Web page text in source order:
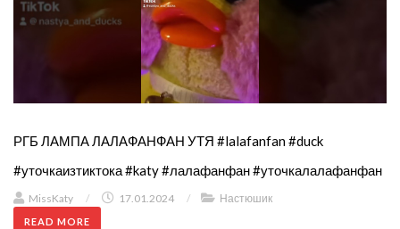
РГБ ЛАМПА ЛАЛАФАНФАН УТЯ #lalafanfan #duck
#уточкаизтиктока #katy #лалафанфан #уточкалалафанфан
MissKaty / 17.01.2024 / Настюшик
READ MORE